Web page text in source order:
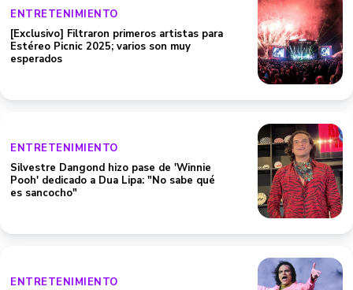
ENTRETENIMIENTO
[Exclusivo] Filtraron primeros artistas para
Estéreo Picnic 2025; varios son muy
esperados
ENTRETENIMIENTO
Silvestre Dangond hizo pase de 'Winnie
Pooh' dedicado a Dua Lipa: "No sabe qué
es sancocho"
ENTRETENIMIENTO